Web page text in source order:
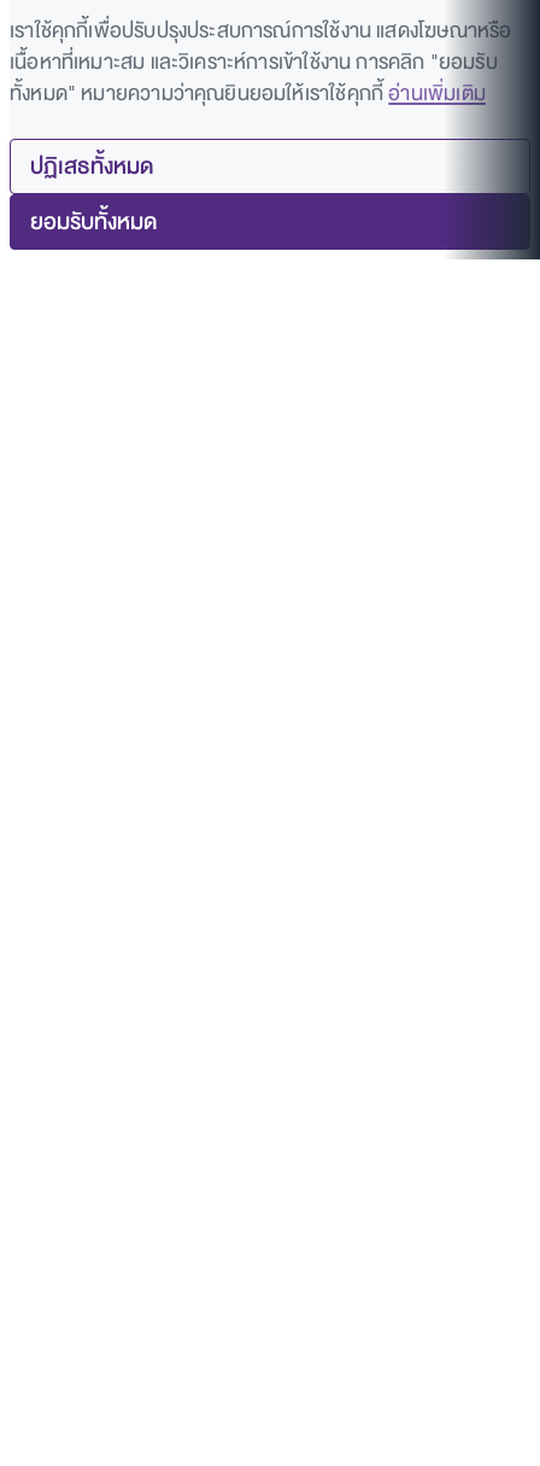
เราใช้คุกกี้เพื่อปรับปรุงประสบการณ์การใช้งาน แสดงโฆษณาหรือ
เนื้อหาที่เหมาะสม และวิเคราะห์การเข้าใช้งาน การคลิก "ยอมรับ
ทั้งหมด" หมายความว่าคุณยินยอมให้เราใช้คุกกี้อ่านเพิ่มเติม
ปฏิเสธทั้งหมด
ยอมรับทั้งหมด